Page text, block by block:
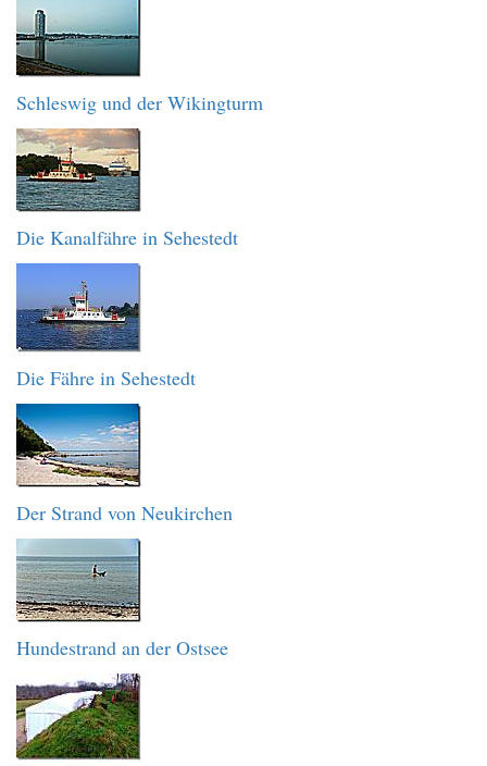
Schleswig und der Wikingturm
Die Kanalfähre in Sehestedt
Die Fähre in Sehestedt
Der Strand von Neukirchen
Hundestrand an der Ostsee